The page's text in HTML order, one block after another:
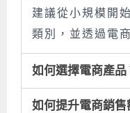
建議從小規模開
類別，並透過電
如何選擇電商產品
如何提升電商銷售